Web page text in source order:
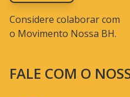
Considere colaborar com
o Movimento Nossa BH.
FALE COM O